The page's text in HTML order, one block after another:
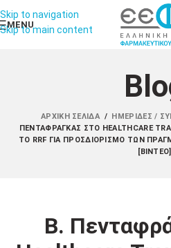
Skip to navigation
Skip to main content
MENU
ΑΡΧΙΚΉ ΣΕΛΊΔΑ / ΗΜΕΡΊΔΕΣ /
ΠΕΝΤΑΦΡΆΓΚΑΣ ΣΤΟ HEALTHCARE
ΤΟ RRF ΓΙΑ ΠΡΟΣΔΙΟΡΙΣΜΌ ΤΩΝ
[ΒΊΝΤΕΟ]
Β.